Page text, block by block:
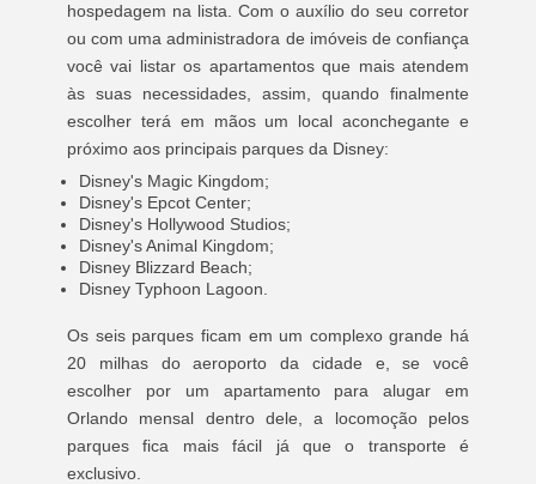
hospedagem na lista. Com o auxílio do seu corretor
ou com uma administradora de imóveis de confiança
você vai listar os apartamentos que mais atendem
às suas necessidades, assim, quando finalmente
escolher terá em mãos um local aconchegante e
próximo aos principais parques da Disney:
Disney's Magic Kingdom;
Disney's Epcot Center;
Disney's Hollywood Studios;
Disney's Animal Kingdom;
Disney Blizzard Beach;
Disney Typhoon Lagoon.
Os seis parques ficam em um complexo grande há
20 milhas do aeroporto da cidade e, se você
escolher por um apartamento para alugar em
Orlando mensal dentro dele, a locomoção pelos
parques fica mais fácil já que o transporte é
exclusivo.